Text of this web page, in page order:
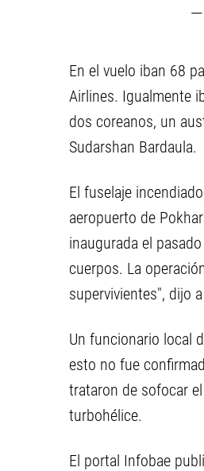
—
En el vuelo iban 68
Airlines. Igualmente
dos coreanos, un
Sudarshan Bardaula.
El fuselaje
aeropuerto de
inaugurada el
cuerpos. La
supervivientes", dijo
Un funcionario local
esto no fue
trataron de sofocar
turbohélice.
El portal Infobae